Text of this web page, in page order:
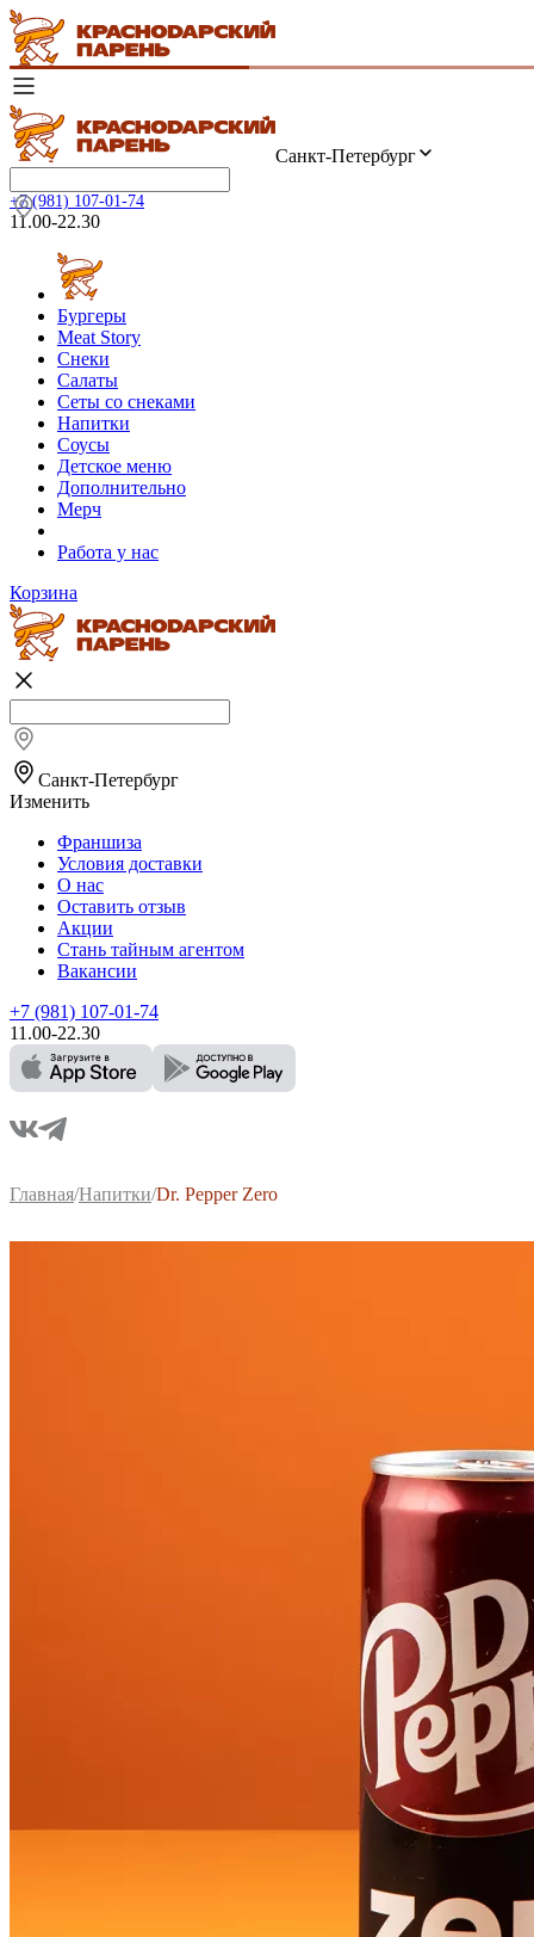
Санкт-Петербург
+7 (981) 107-01-74
11.00-22.30
Бургеры
Meat Story
Снеки
Салаты
Сеты со снеками
Напитки
Соусы
Детское меню
Дополнительно
Мерч
Работа у нас
Корзина
Санкт-Петербург
Изменить
Франшиза
Условия доставки
О нас
Оставить отзыв
Акции
Стань тайным агентом
Вакансии
+7 (981) 107-01-74
11.00-22.30
Главная/Напитки/Dr. Pepper Zero